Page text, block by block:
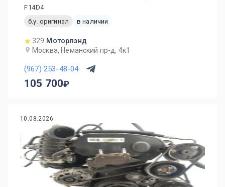
F14D4
б.у. оригинал
в наличии
329 Моторлэнд
Москва, Неманский пр-д, 4к1
(967) 253-48-04
105 700
10.08.2026